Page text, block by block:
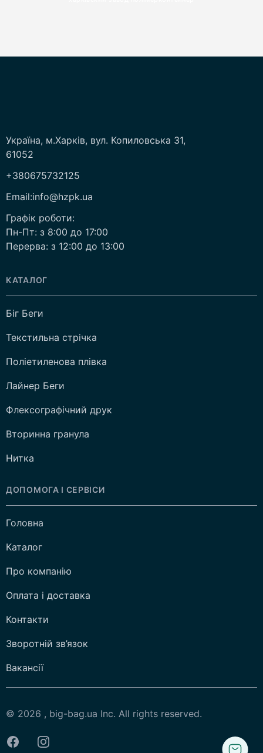
Україна, м.Харків, вул. Копиловська 31,
61052
+380675732125
Email:info@hzpk.ua
Графік роботи:
Пн-Пт: з 8:00 до 17:00
Перерва: з 12:00 до 13:00
КАТАЛОГ
Біг Беги
Текстильна стрічка
Поліетиленова плівка
Лайнер Беги
Флексографічний друк
Вторинна гранула
Нитка
ДОПОМОГА І СЕРВІСИ
Головна
Каталог
Про компанію
Оплата і доставка
Контакти
Зворотній зв’язок
Вакансії
© 2026 , big-bag.ua Inc. All rights reserved.